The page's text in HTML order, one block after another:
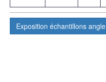
Exposition échantillons angle